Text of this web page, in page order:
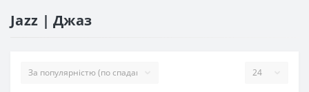
Jazz | Джаз